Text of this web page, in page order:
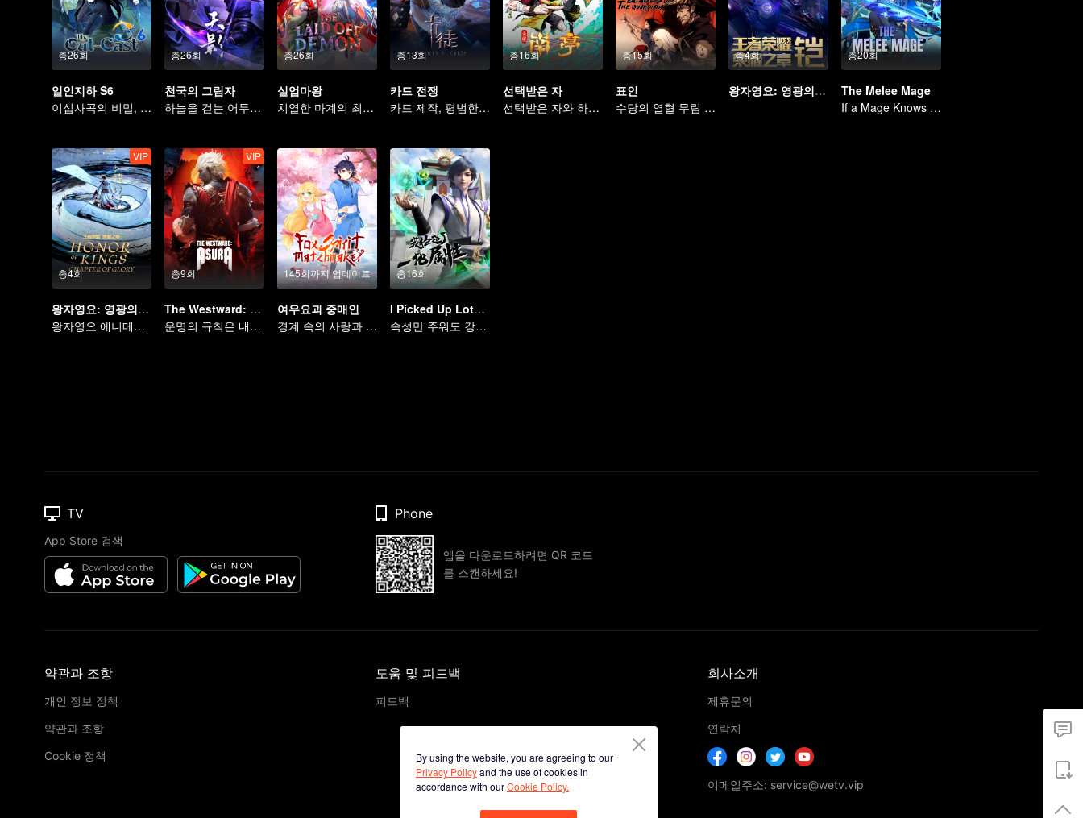
총26회
일인지하 S6
이십사곡의 비밀, 촉지에서 옛 친구를 만나다
총26회
천국의 그림자
하늘을 걷는 어두운 그림자, 혼을 불태워 마음을 지키다
총26회
실업마왕
치열한 마계의 최강 마왕
총13회
카드 전쟁
카드 제작, 평범한 사람에서 영웅으로
총16회
선택받은 자
선택받은 자와 하늘을 여는 자, 지금 싸운다
총15회
표인
수당의 열혈 무림 재현
총4회
왕자영요: 영광의 장 운명의 편
총20회
The Melee Mage
If a Mage Knows Kung Fu, No One Can Stop Him
총4회
VIP
왕자영요: 영광의 장 부서진 달의 편
왕자영요 에니메이션 첫부작
총9회
VIP
The Westward: Asura
운명의 규칙은 내가 깬다!
145회까지 업데이트
여우요괴 중매인
경계 속의 사랑과 증오
총16회
I Picked Up Lots of Attributes
속성만 주워도 강해지는 수련의 세계
By using the website, you are agreeing to our
Privacy Policyand the use of cookies in
accordance with ourCookie Policy.
TV
App Store 검색
Phone
앱을 다운로드하려면 QR 코드
를 스캔하세요!
약관과 조항
개인 정보 정책
약관과 조항
Cookie 정책
도움 및 피드백
피드백
회사소개
제휴문의
연락처
이메일주소: service@wetv.vip